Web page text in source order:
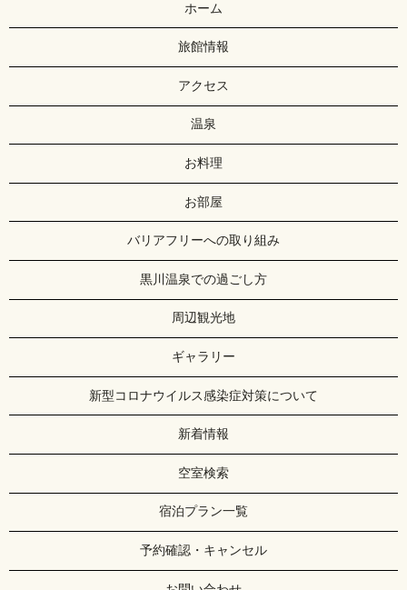
ホーム
旅館情報
アクセス
温泉
お料理
お部屋
バリアフリーへの取り組み
黒川温泉での過ごし方
周辺観光地
ギャラリー
新型コロナウイルス感染症対策について
新着情報
空室検索
宿泊プラン一覧
予約確認・キャンセル